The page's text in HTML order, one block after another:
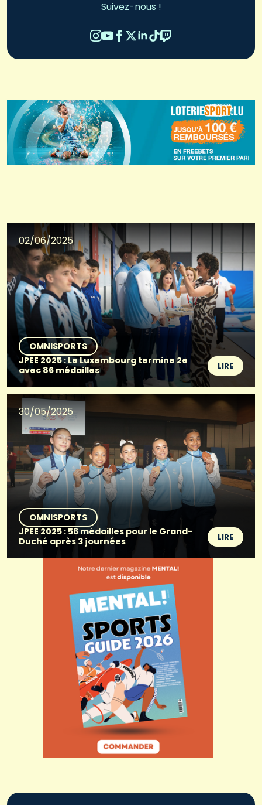
Suivez-nous !
02/06/2025
OMNISPORTS
JPEE 2025 : Le Luxembourg termine 2e
avec 86 médailles
LIRE
30/05/2025
OMNISPORTS
JPEE 2025 : 56 médailles pour le Grand-
Duché après 3 journées
LIRE